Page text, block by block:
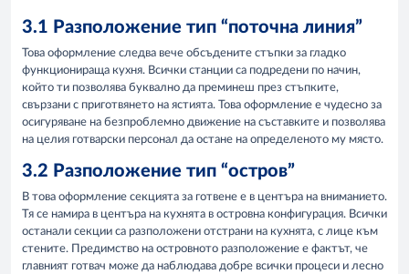
3.1 Разположение тип “поточна линия”
Това оформление следва вече обсъдените стъпки за гладко
функционираща кухня. Всички станции са подредени по начин,
който ти позволява буквално да преминеш през стъпките,
свързани с приготвянето на ястията. Това оформление е чудесно за
осигуряване на безпроблемно движение на съставките и позволява
на целия готварски персонал да остане на определеното му място.
3.2 Разположение тип “остров”
В това оформление секцията за готвене е в центъра на вниманието.
Тя се намира в центъра на кухнята в островна конфигурация. Всички
останали секции са разположени отстрани на кухнята, с лице към
стените. Предимство на островното разположение е фактът, че
главният готвач може да наблюдава добре всички процеси и лесно